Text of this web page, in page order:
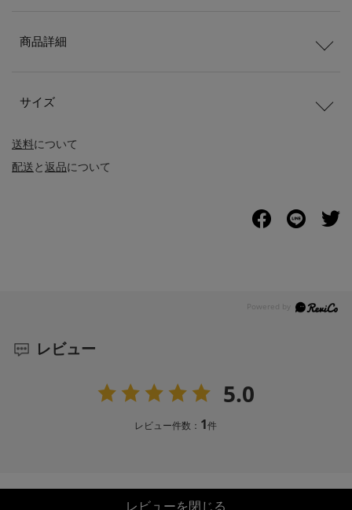
送料について
配送と返品について
商品詳細
サイズ
レビュー
5.0
レビュー件数： 1件
レビューを閉じる